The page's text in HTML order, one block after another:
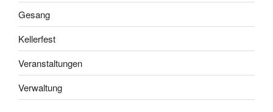
Gesang
Kellerfest
Veranstaltungen
Verwaltung